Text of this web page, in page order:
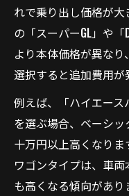
れで乗り出し価格が
の「スーパーGL」や
より本体価格が異なり
選択すると追加費用が
例えば、「ハイエース
を選ぶ場合、ベーシッ
十万円以上高くなりま
ワゴンタイプは、車
も高くなる傾向があ